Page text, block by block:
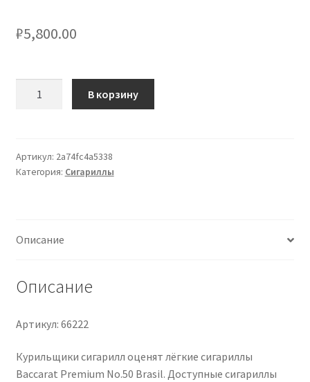
₽5,800.00
Classics
No
Zigarren
В корзину
Артикул: 2a74fc4a5338
Категория: Сигариллы
Описание
Описание
Артикул: 66222
Курильщики сигарилл оценят лёгкие сигариллы
Baccarat Premium No.50 Brasil. Доступные сигариллы